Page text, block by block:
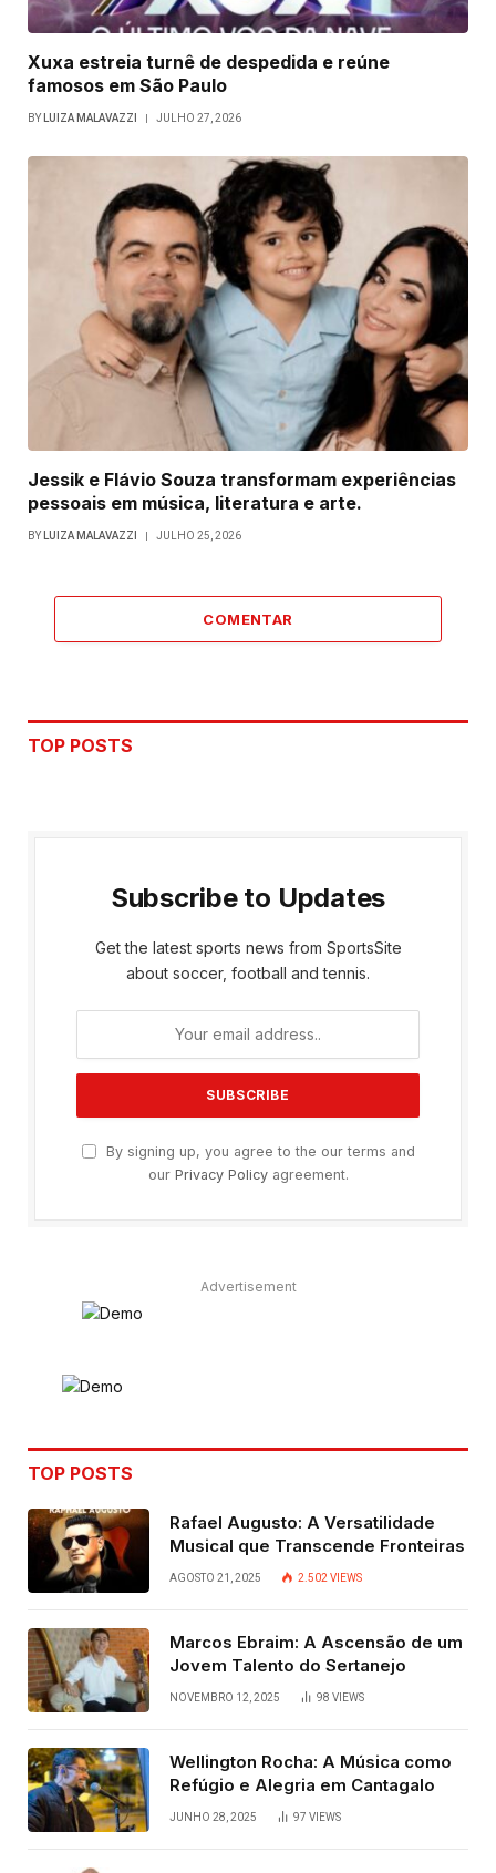
Xuxa estreia turnê de despedida e reúne
famosos em São Paulo
BY LUIZA MALAVAZZI JULHO 27, 2026
Jessik e Flávio Souza transformam experiências
pessoais em música, literatura e arte.
BY LUIZA MALAVAZZI JULHO 25, 2026
COMENTAR
TOP POSTS
Subscribe to Updates
Get the latest sports news from SportsSite
about soccer, football and tennis.
By signing up, you agree to the our terms and
our Privacy Policyagreement.
Advertisement
TOP POSTS
Rafael Augusto: A Versatilidade
Musical que Transcende Fronteiras
AGOSTO 21, 2025 2.502 VIEWS
Marcos Ebraim: A Ascensão de um
Jovem Talento do Sertanejo
NOVEMBRO 12, 2025 98 VIEWS
Wellington Rocha: A Música como
Refúgio e Alegria em Cantagalo
JUNHO 28, 2025 97 VIEWS